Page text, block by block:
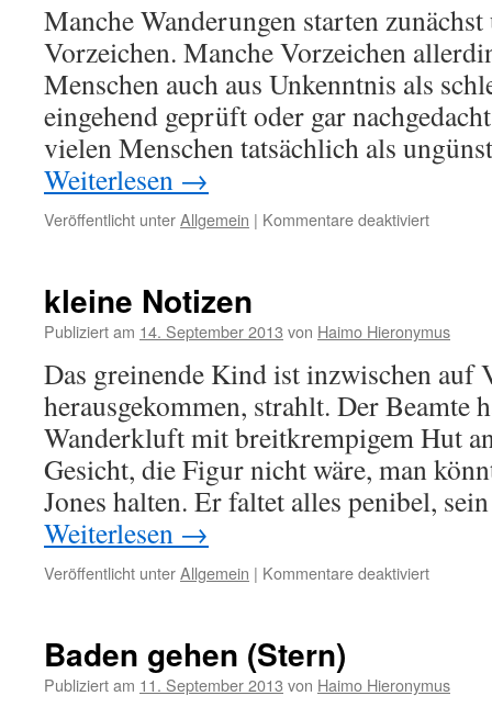
Manche Wanderungen starten
Vorzeichen. Manche Vorzeichen
Menschen auch aus Unkenntnis als
eingehend geprüft oder gar
vielen Menschen tatsächlich als
Weiterlesen →
Veröffentlicht unterAllgemein | Kommentare deaktiviertfür
kleine Notizen
Publiziert am 14. September 2013 von Haimo Hieronymus
Das greinende Kind ist inzwischen auf
herausgekommen, strahlt. Der Beamte
Wanderkluft mit breitkrempigem Hut
Gesicht, die Figur nicht wäre, man
Jones halten. Er faltet alles penibel,
Weiterlesen →
Veröffentlicht unterAllgemein | Kommentare deaktiviertfür
Baden gehen (Stern)
Publiziert am 11. September 2013 von Haimo Hieronymus